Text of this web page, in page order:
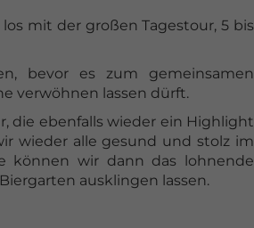
mit der großen Tagestour, 5 bis
bevor es zum gemeinsamen
verwöhnen lassen dürft.
die ebenfalls wieder ein Highlight
wieder alle gesund und stolz im
können wir dann das lohnende
ausklingen lassen.